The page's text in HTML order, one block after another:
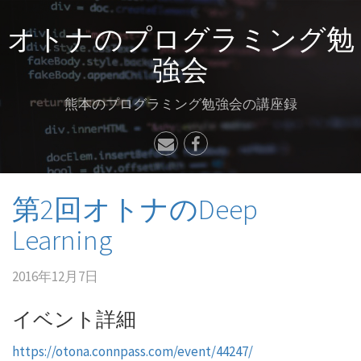
オトナのプログラミング勉
強会
熊本のプログラミング勉強会の講座録
第2回オトナのDeep
Learning
2016年12月7日
イベント詳細
https://otona.connpass.com/event/44247/